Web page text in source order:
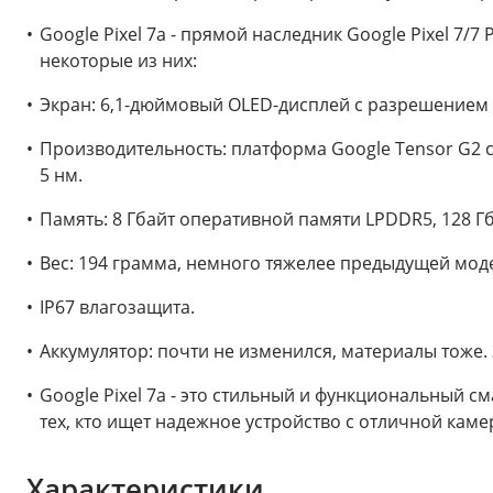
Google Pixel 7a - прямой наследник Google Pixel 7/
некоторые из них:
Экран: 6,1-дюймовый OLED-дисплей с
Производительность: платформа Google Tensor G2
5 нм.
Память: 8 Гбайт оперативной памяти LPDDR5, 128
Вес: 194 грамма, немного тяжелее предыдущей
IP67 влагозащита.
Аккумулятор: почти не изменился, материалы тоже.
Google Pixel 7a - это стильный и функциональный
тех, кто ищет надежное устройство с отличной